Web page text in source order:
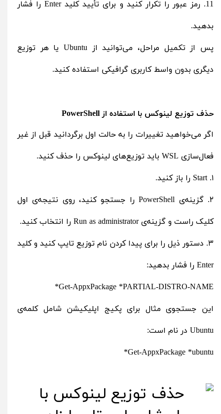
11. رمز عبور را تکرار کنید و برای تأیید کلید Enter را فشار
بدهید.
پس از تکمیل مراحل، می‌توانید از Ubuntu یا هر توزیع
دیگری بدون واسط کاربری گرافیکی استفاده کنید.
حذف توزیع لینوکس با استفاده از PowerShell
اگر می‌خواهید تغییرات را به حالت اول برگردانید قبل از غیر
فعال‌سازی WSL باید توزیع‌های لینوکس را حذف کنید.
۱. Start را باز کنید.
۲. گزینه‌ی PowerShell را جستجو کنید، روی نتیجه‌ی اول
کلیک راست و گزینه‌ی Run as administrator را انتخاب کنید.
۳. دستور ذیل را برای پیدا کردن نام توزیع تایپ کنید و کلید
Enter را فشار بدهید:
Get-AppxPackage *PARTIAL-DISTRO-NAME*
این جستجوی مثال برای پکیج اپلیکیشن شامل کلمه‌ی
Ubuntu در نام است:
Get-AppxPackage *ubuntu*